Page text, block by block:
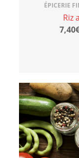
ÉPICERIE
Riz